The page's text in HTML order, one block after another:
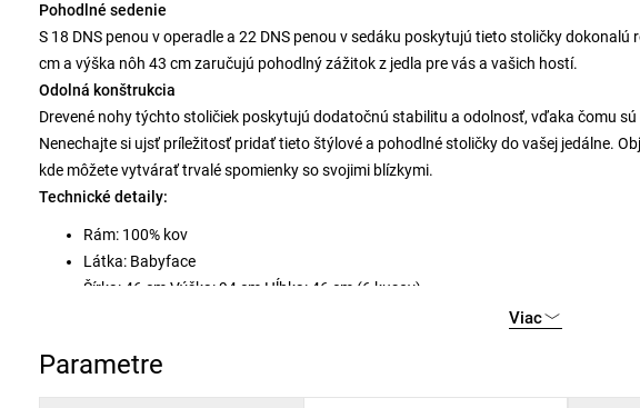
Pohodlné sedenie
S 18 DNS penou v operadle a 22 DNS penou v sedáku poskytujú tieto stoličky
cm a výška nôh 43 cm zaručujú pohodlný zážitok z jedla pre vás a vašich hostí.
Odolná konštrukcia
Drevené nohy týchto stoličiek poskytujú dodatočnú stabilitu a odolnosť, vďaka čomu
Nenechajte si ujsť príležitosť pridať tieto štýlové a pohodlné stoličky do vašej jedálne.
kde môžete vytvárať trvalé spomienky so svojimi blízkymi.
Technické detaily:
Rám: 100% kov
Látka: Babyface
Šírka: 46 cm Výška: 94 cm Hĺbka: 46 cm (6 kusov)
Pena: 18 DNS pre operadlo / 22 DNS pre sedák
Nohy: Drevené
Viac
Parametre